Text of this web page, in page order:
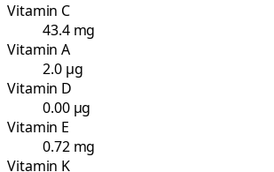
Vitamin C
43.4 mg
Vitamin A
2.0 µg
Vitamin D
0.00 µg
Vitamin E
0.72 mg
Vitamin K